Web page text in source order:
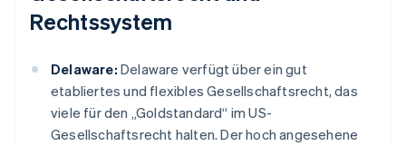
Rechtssystem
Delaware: Delaware verfügt über ein gut
etabliertes und flexibles Gesellschaftsrecht, das
viele für den „Goldstandard“ im US-
Gesellschaftsrecht halten. Der hoch angesehene